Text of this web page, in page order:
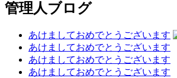
管理人ブログ
あけましておめでとうございます
あけましておめでとうございます
あけましておめでとうございます
あけましておめでとうございます